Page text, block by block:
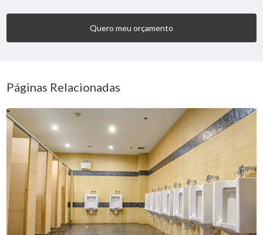
Quero meu orçamento
Páginas Relacionadas